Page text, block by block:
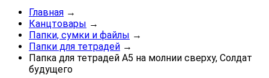
Главная →
Канцтовары →
Папки, сумки и файлы →
Папки для тетрадей →
Папка для тетрадей А5 на молнии сверху, Солдат
будущего